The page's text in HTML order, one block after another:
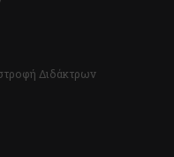
Διδάκτρων